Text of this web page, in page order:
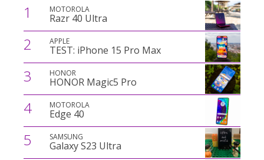
1 MOTOROLA
Razr 40 Ultra
2 APPLE
TEST: iPhone 15 Pro Max
3 HONOR
HONOR Magic5 Pro
4 MOTOROLA
Edge 40
5 SAMSUNG
Galaxy S23 Ultra